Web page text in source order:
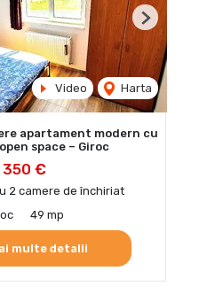
Video Harta
Next
apartament modern cu
space – Giroc
350 €
2 camere de închiriat
49 mp
multe detalii